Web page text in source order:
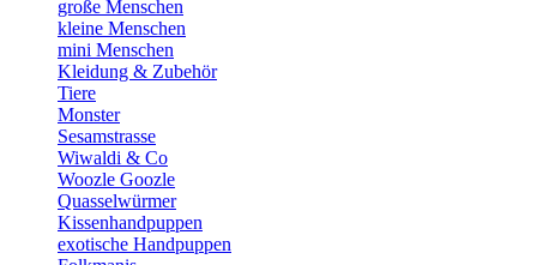
große Menschen
kleine Menschen
mini Menschen
Kleidung & Zubehör
Tiere
Monster
Sesamstrasse
Wiwaldi & Co
Woozle Goozle
Quasselwürmer
Kissenhandpuppen
exotische Handpuppen